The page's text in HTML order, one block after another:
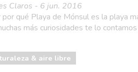
Claros - 6 jun. 2016
por qué Playa de Mónsul es la playa
más curiosidades te lo
& aire libre